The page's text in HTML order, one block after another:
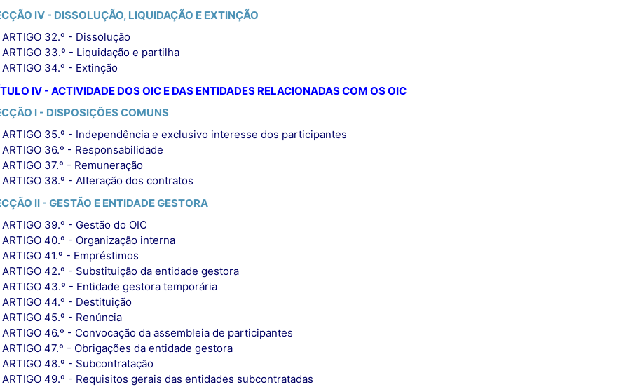
IV - DISSOLUÇÃO, LIQUIDAÇÃO E EXTINÇÃO
ARTIGO 32.º - Dissolução
ARTIGO 33.º - Liquidação e partilha
ARTIGO 34.º - Extinção
IV - ACTIVIDADE DOS OIC E DAS ENTIDADES RELACIONADAS COM OS OIC
I - DISPOSIÇÕES COMUNS
ARTIGO 35.º - Independência e exclusivo interesse dos participantes
ARTIGO 36.º - Responsabilidade
ARTIGO 37.º - Remuneração
ARTIGO 38.º - Alteração dos contratos
II - GESTÃO E ENTIDADE GESTORA
ARTIGO 39.º - Gestão do OIC
ARTIGO 40.º - Organização interna
ARTIGO 41.º - Empréstimos
ARTIGO 42.º - Substituição da entidade gestora
ARTIGO 43.º - Entidade gestora temporária
ARTIGO 44.º - Destituição
ARTIGO 45.º - Renúncia
ARTIGO 46.º - Convocação da assembleia de participantes
ARTIGO 47.º - Obrigações da entidade gestora
ARTIGO 48.º - Subcontratação
ARTIGO 49.º - Requisitos gerais das entidades subcontratadas